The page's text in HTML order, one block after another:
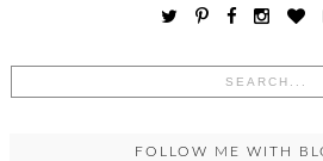
FOLLOW ME WITH